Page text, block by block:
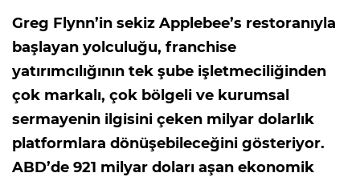
Greg Flynn’in sekiz Applebee’s restoranıyla
başlayan yolculuğu, franchise
yatırımcılığının tek şube işletmeciliğinden
çok markalı, çok bölgeli ve kurumsal
sermayenin ilgisini çeken milyar dolarlık
platformlara dönüşebileceğini gösteriyor.
ABD’de 921 milyar doları aşan ekonomik